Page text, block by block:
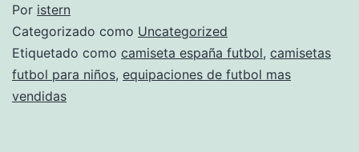
Por istern
Categorizado como Uncategorized
Etiquetado como camiseta españa futbol, camisetas
futbol para niños, equipaciones de futbol mas
vendidas